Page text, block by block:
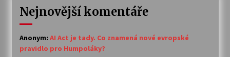
Nejnovější komentáře
Anonym: AI Act je tady. Co znamená nové evropské
pravidlo pro Humpoláky?